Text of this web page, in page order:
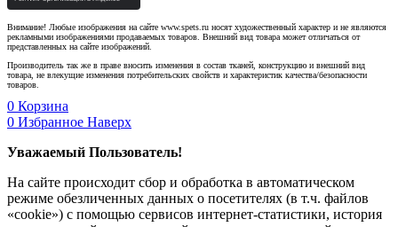
Внимание! Любые изображения на сайте www.spets.ru носят художественный характер и не являются
рекламными изображениями продаваемых товаров. Внешний вид товара может отличаться от
представленных на сайте изображений.
Производитель так же в праве вносить изменения в состав тканей, конструкцию и внешний вид
товара, не влекущие изменения потребительских свойств и характеристик качества/безопасности
товаров.
0 Корзина
0 Избранное Наверх
Уважаемый Пользователь!
На сайте происходит сбор и обработка в автоматическом
режиме обезличенных данных о посетителях (в т.ч. файлов
«cookie») с помощью сервисов интернет-статистики, история